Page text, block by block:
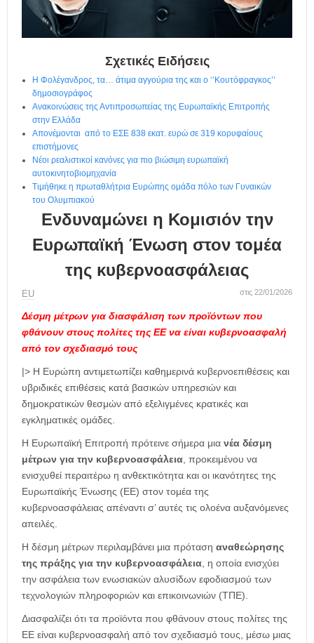
Σχετικές Ειδήσεις
Η Φολέγανδρος, τα… άτιμα αγγούρια της και ο ‘’Κουτόφραγκος’’
δημοσιογράφος
Ανακοινώσεις της Αντιπροσωπείας της Ευρωπαϊκής Επιτροπής
στην Ελλάδα
Απονέμονται από το ΕΣΕ 838 εκατ. ευρώ σε 319 κορυφαίους
επιστήμονες
Νέοι ρεαλιστικοί κανόνες για πιο βιώσιμη ευρωπαϊκή
αυτοκινητοβιομηχανία
Τιμήθηκε η πρωταθλήτρια Ευρώπης ομάδα πόλο των Γυναικών
του Ολυμπιακού
Ενδυναμώνει η Κομισιόν την
Ευρωπαϊκή Ένωση στον τομέα
της κυβερνοασφάλειας
ΕU στις 22/01/2026
Δέσμη μέτρων για διασφάλιση των προϊόντων που
φθάνουν στους πολίτες της ΕΕ να είναι κυβερνοασφαλή
από τον σχεδιασμό τους
|> Η Ευρώπη αντιμετωπίζει καθημερινά κυβερνοεπιθέσεις και
υβριδικές επιθέσεις κατά βασικών υπηρεσιών και
δημοκρατικών θεσμών από εξελιγμένες κρατικές και
εγκληματικές ομάδες.
Η Ευρωπαϊκή Επιτροπή πρότεινε σήμερα μια νέα δέσμη
μέτρων για την κυβερνοασφάλεια, προκειμένου να
ενισχυθεί περαιτέρω η ανθεκτικότητα και οι ικανότητες της
Ευρωπαϊκής Ένωσης (ΕΕ) στον τομέα της
κυβερνοασφάλειας απέναντι σ’ αυτές τις ολοένα αυξανόμενες
απειλές.
Η δέσμη μέτρων περιλαμβάνει μια πρόταση αναθεώρησης
της πράξης για την κυβερνοασφάλεια, η οποία ενισχύει
την ασφάλεια των ενωσιακών αλυσίδων εφοδιασμού των
τεχνολογιών πληροφοριών και επικοινωνιών (ΤΠΕ).
Διασφαλίζει ότι τα προϊόντα που φθάνουν στους πολίτες της
ΕΕ είναι κυβερνοασφαλή από τον σχεδιασμό τους, μέσω μιας